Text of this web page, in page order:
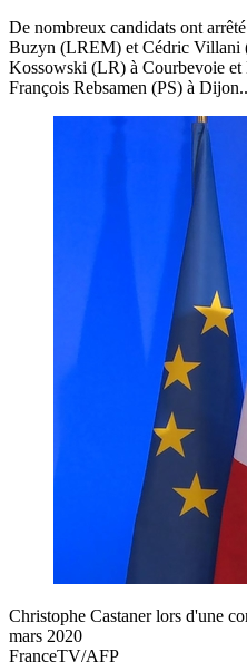
De nombreux candidats ont
Buzyn (LREM) et Cédric Villani
Kossowski (LR) à Courbevoie
François Rebsamen (PS) à
Christophe Castaner lors d'une
mars 2020
FranceTV/AFP